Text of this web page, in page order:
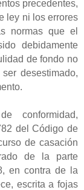
precedentes,
ley ni los errores
normas que el
debidamente
de fondo no
desestimado,
conformidad,
del Código de
de casación
de la parte
en contra de la
escrita a fojas